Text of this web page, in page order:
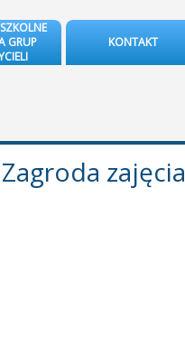
GRUP
KONTAKT
zajęcia